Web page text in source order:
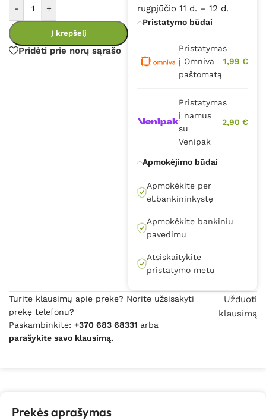
- +
Į krepšelį
Pridėti prie norų sąrašo
rugpjūčio 11 d. – 12 d.
Pristatymo būdai
Pristatymas
į Omniva
paštomatą
1,99 €
Pristatymas
į namus
su
Venipak
2,90 €
Apmokėjimo būdai
Apmokėkite per
el.bankininkystę
Apmokėkite bankiniu
pavedimu
Atsiskaitykite
pristatymo metu
Turite klausimų apie prekę? Norite užsisakyti
prekę telefonu?
Paskambinkite: +370 683 68331 arba
parašykite savo klausimą.
Užduoti
klausimą
Prekės aprašymas